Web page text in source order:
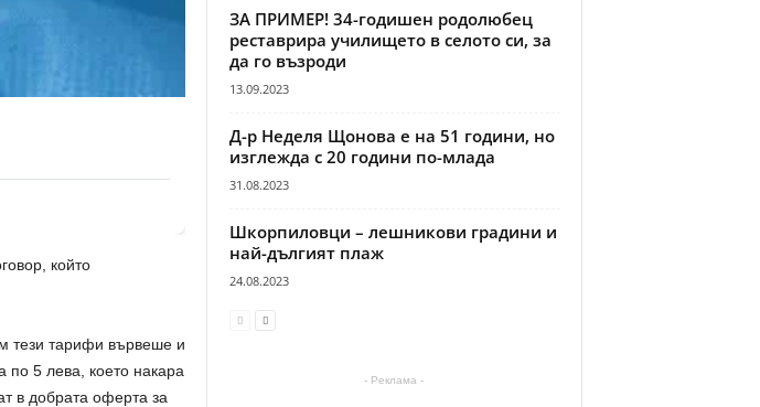
който
тези тарифи вървеше и
по 5 лева, което накара
в добрата оферта за
ЗА ПРИМЕР! 34-годишен родолюбец
реставрира училището в селото си, за
да го възроди
13.09.2023
Д-р Неделя Щонова е на 51 години, но
изглежда с 20 години по-млада
31.08.2023
Шкорпиловци – лешникови градини и
най-дългият плаж
24.08.2023
- Реклама -